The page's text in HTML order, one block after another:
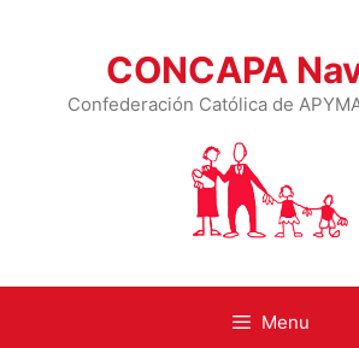
CONCAPA
Confederación Católica de
Menu